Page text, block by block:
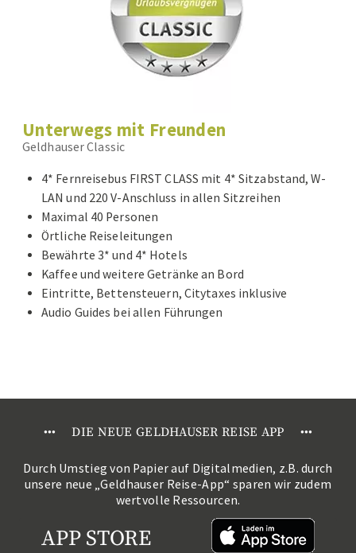
Unterwegs mit Freunden
Geldhauser Classic
4* Fernreisebus FIRST CLASS mit 4* Sitzabstand, W-
LAN und 220 V-Anschluss in allen Sitzreihen
Maximal 40 Personen
Örtliche Reiseleitungen
Bewährte 3* und 4* Hotels
Kaffee und weitere Getränke an Bord
Eintritte, Bettensteuern, Citytaxes inklusive
Audio Guides bei allen Führungen
••• DIE NEUE GELDHAUSER REISE APP •••
Durch Umstieg von Papier auf Digitalmedien, z.B. durch
unsere neue „Geldhauser Reise-App“ sparen wir zudem
wertvolle Ressourcen.
APP STORE